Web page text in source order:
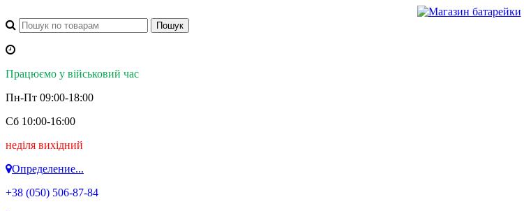
Працюємо у військовий час
Пн-Пт 09:00-18:00
Сб 10:00-16:00
неділя вихідний
Определение...
+38 (050) 506-87-84